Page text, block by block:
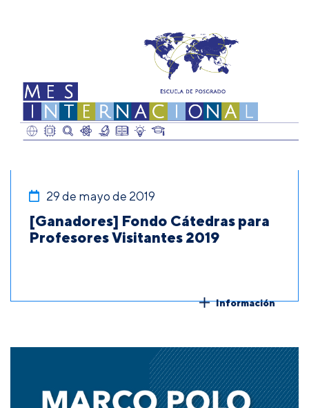
29 de mayo de 2019
[Ganadores] Fondo Cátedras para
Profesores Visitantes 2019
Información